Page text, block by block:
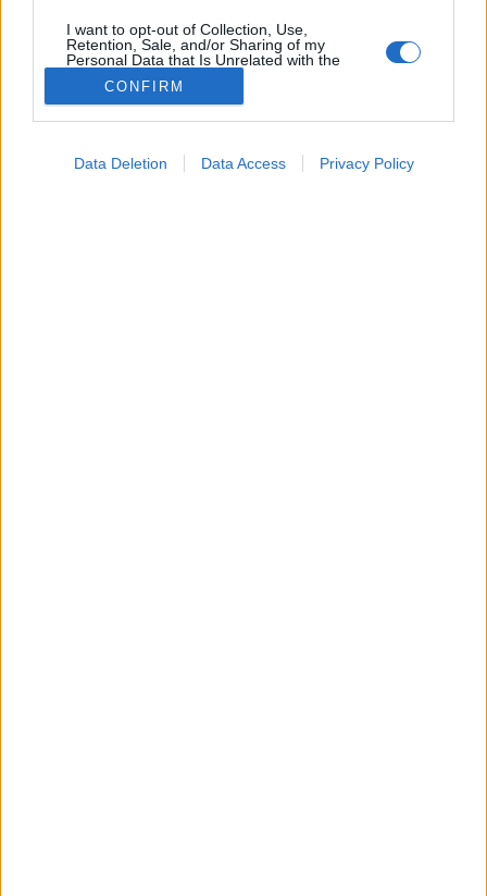
I want to opt-out of Collection, Use,
Retention, Sale, and/or Sharing of my
Personal Data that Is Unrelated with the
Purposes for which it was collected.
Opted Out
CONFIRM
Data Deletion Data Access Privacy Policy
2021. május 01. 17:40
Küldés Küldés Messengeren